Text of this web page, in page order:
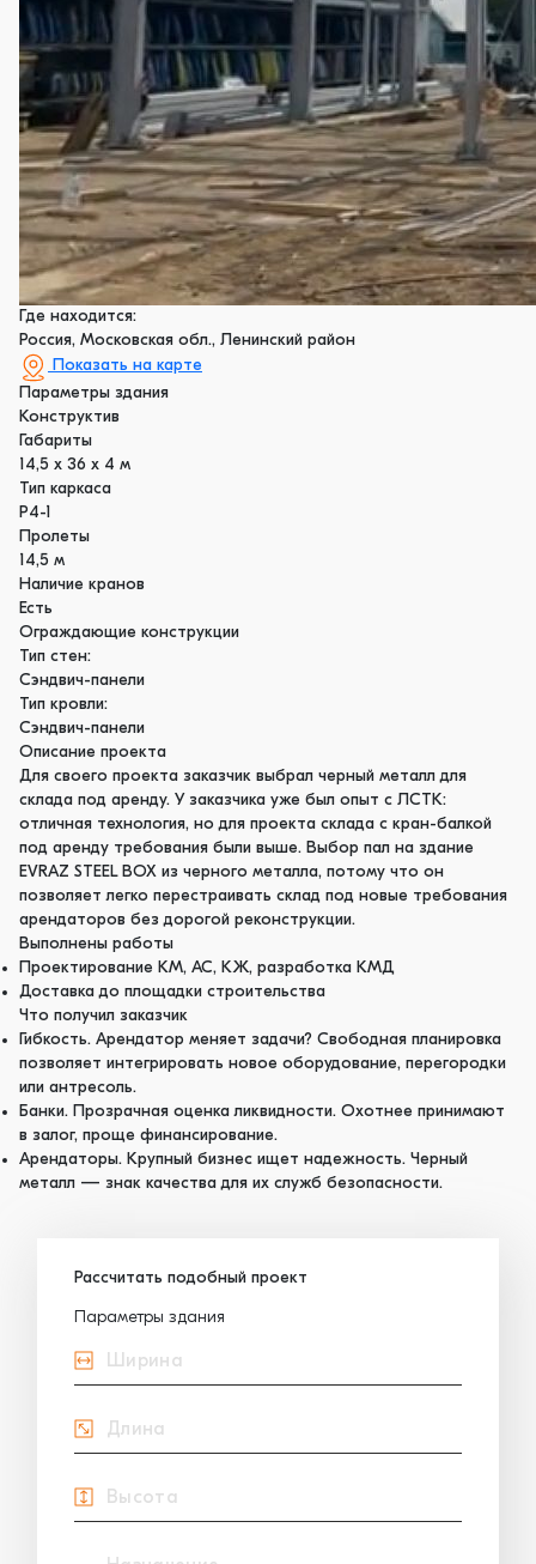
Где находится:
Россия, Московская обл., Ленинский район
Показать на карте
Параметры здания
Конструктив
Габариты
14,5 х 36 х 4 м
Тип каркаса
Р4-1
Пролеты
14,5 м
Наличие кранов
Есть
Ограждающие конструкции
Тип стен:
Сэндвич-панели
Тип кровли:
Сэндвич-панели
Описание проекта
Для своего проекта заказчик выбрал черный металл для
склада под аренду. У заказчика уже был опыт с ЛСТК:
отличная технология, но для проекта склада с кран-балкой
под аренду требования были выше. Выбор пал на здание
EVRAZ STEEL BOX из черного металла, потому что он
позволяет легко перестраивать склад под новые требования
арендаторов без дорогой реконструкции.
Выполнены работы
Проектирование КМ, АС, КЖ, разработка КМД
Доставка до площадки строительства
Что получил заказчик
Гибкость. Арендатор меняет задачи? Свободная планировка
позволяет интегрировать новое оборудование, перегородки
или антресоль.
Банки. Прозрачная оценка ликвидности. Охотнее принимают
в залог, проще финансирование.
Арендаторы. Крупный бизнес ищет надежность. Черный
металл — знак качества для их служб безопасности.
Рассчитать подобный проект
Параметры здания